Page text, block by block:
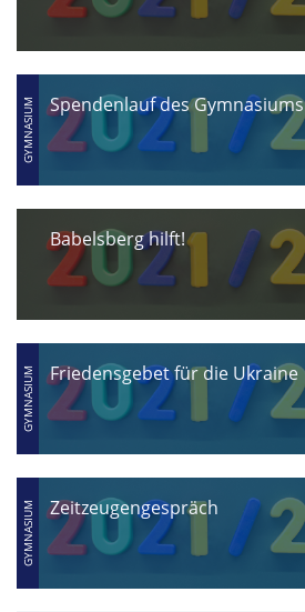
Spendenlauf des Gymnasiums
Babelsberg hilft!
Friedensgebet für die Ukraine
Zeitzeugengespräch